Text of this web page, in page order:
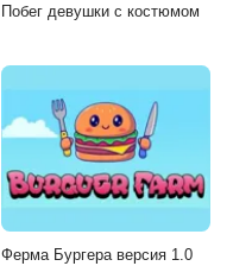
Побег девушки с костюмом
Ферма Бургера версия 1.0